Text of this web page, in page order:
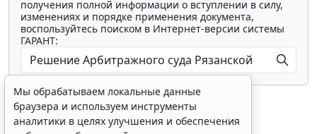
получения полной информации о вступлении в силу,
изменениях и порядке применения документа,
воспользуйтесь поиском в Интернет-версии системы
ГАРАНТ:
Мы обрабатываем локальные данные
браузера и используем инструменты
аналитики в целях улучшения и обеспечения